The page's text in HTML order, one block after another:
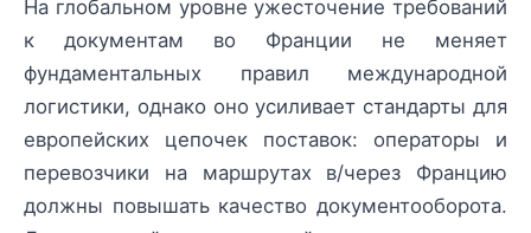
На глобальном уровне ужесточение требований
к документам во Франции не меняет
фундаментальных правил международной
логистики, однако оно усиливает стандарты для
европейских цепочек поставок: операторы и
перевозчики на маршрутах в/через Францию
должны повышать качество документооборота.